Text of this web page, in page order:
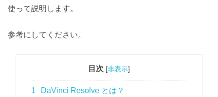
使って説明します。
参考にしてください。
目次 [非表示]
1 DaVinci Resolve とは？